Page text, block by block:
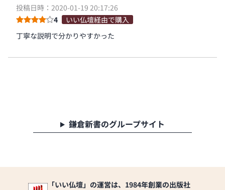
投稿日時：2020-01-19 20:17:26
4
いい仏壇経由で購入
丁寧な説明で分かりやすかった
鎌倉新書のグループサイト
「いい仏壇」の運営は、1984年創業の出版社